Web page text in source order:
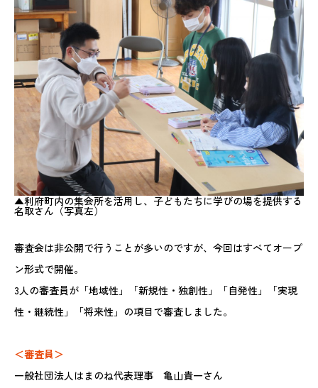
▲利府町内の集会所を活用し、子どもたちに学びの場を提供する
名取さん（写真左）
審査会は非公開で行うことが多いのですが、今回はすべてオープ
ン形式で開催。
3人の審査員が「地域性」「新規性・独創性」「自発性」「実現
性・継続性」「将来性」の項目で審査しました。
＜審査員＞
一般社団法人はまのね代表理事 亀山貴一さん